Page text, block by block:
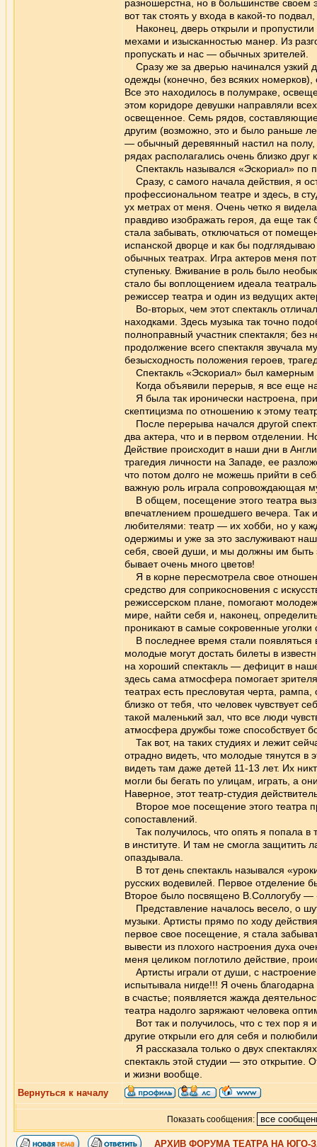
разношерстна, но в большинстве
вот так стоять у входа в какой-то
Наконец, дверь открыли и
мехами и изысканностью манер. Из
пропускать и нас — обычных зрителей.
Сразу же за дверью начинался узкий
одежды (конечно, без всяких
Все это находилось в полумраке,
этом коридоре девушки направляли
освещенное. Семь рядов,
другим (возможно, это и было раньше
— обычный деревянный настил на полу,
рядах располагались очень близко
Спектакль назывался «Эскориал» по
Сразу, с самого начала действия, я
профессиональном театре и здесь, в
ух метрах от меня. Очень четко я
правдиво изображать героя, да еще
стала забывать, отключаться от
испанской дворце и как бы
обычных театрах. Игра актеров меня
ступеньку. Вживание в роль было
стало бы воплощением идеала
режиссер театра и один из ведущих
Во-вторых, чем этот спектакль
находками. Здесь музыка так точно
полноправный участник спектакля; без
продолжение всего спектакля звучала
безысходность положения героев,
Спектакль «Эскориал» был камерным
Когда объявили перерыв, я все еще
Я была так иронически настроена,
скептицизма по отношению к этому
После перерыва начался другой
два актера, что и в первом отделении.
Действие происходит в наши дни в
трагедия личности на Западе, ее
что потом долго не можешь прийти в
важную роль играла сопровождающая
В общем, посещение этого театра
впечатлением прошедшего вечера. Так
любителями: театр — их хобби, но у
одержимы и уже за это заслуживают
себя, своей души, и мы должны им быть
бывает очень много цветов!
Я в корне пересмотрела свое
средство для соприкосновения с
режиссерском плане, помогают
мире, найти себя и, наконец,
проникают в самые сокровенные уголки
В последнее время стали появляться
молодые могут достать билеты в
на хороший спектакль — дефицит в
здесь сама атмосфера помогает
театрах есть пресловутая черта,
близко от тебя, что человек чувствует
такой маленький зал, что все люди
атмосфера дружбы тоже способствует
Так вот, на таких студиях и лежит
отрадно видеть, что молодые тянутся в
видеть там даже детей 11-13 лет. Их
могли бы бегать по улицам, играть, а
Наверное, этот театр-студия
Второе мое посещение этого театра
сопоставлений.
Так получилось, что опять я попала в
в институте. И там не смогла защитить
опаздывала.
В тот день спектакль назывался
русских водевилей. Первое отделение
Второе было посвящено В.Соллогубу —
Представление началось весело, о
музыки. Артисты прямо по ходу
первое свое посещение, я стала
вывести из плохого настроения духа
меня целиком поглотило действие,
Артисты играли от души, с
испытывала нигде!!! Я очень
в счастье; появляется жажда
театра надолго заряжают человека
Вот так и получилось, что с тех пор я
другие открыли его для себя и
Я рассказала только о двух
спектакль этой студии — это открытие.
и жизни вообще.
Вернуться к началу
Показать сообщения:
АРХИВ ФОРУМА ТЕАТРА НА ЮГО-